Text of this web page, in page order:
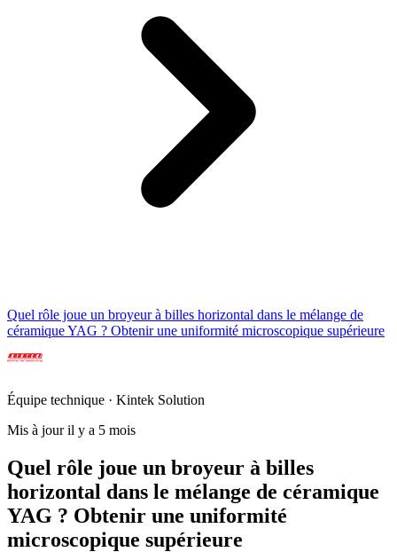
Quel rôle joue un broyeur à billes horizontal dans le mélange de
céramique YAG ? Obtenir une uniformité microscopique supérieure
Équipe technique · Kintek Solution
Mis à jour il y a 5 mois
Quel rôle joue un broyeur à billes
horizontal dans le mélange de céramique
YAG ? Obtenir une uniformité
microscopique supérieure